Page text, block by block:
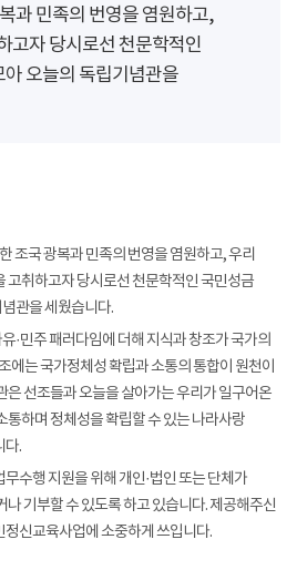
과 민족의 번영을 염원하고,
고자 당시로선 천문학적인
아 오늘의 독립기념관을
조국 광복과 민족의 번영을 염원하고, 우리
고취하고자 당시로선 천문학적인 국민성금
관을 세웠습니다.
·민주 패러다임에 더해 지식과 창조가 국가의
에는 국가정체성 확립과 소통의 통합이 원천이
은 선조들과 오늘을 살아가는 우리가 일구어온
통하며 정체성을 확립할 수 있는 나라사랑
다.
수행 지원을 위해 개인·법인 또는 단체가
기부할 수 있도록 하고 있습니다. 제공해주신
신교육사업에 소중하게 쓰입니다.